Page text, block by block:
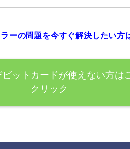
ーの問題を今すぐ解決したい方
ットカードが使えない方は
クリック